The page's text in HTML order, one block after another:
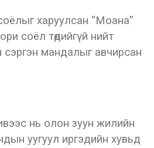
харуулсан “Моана”
соёл төдийгүй нийт
мандалыг авчирсан
нь олон зуун жилийн
уугуул иргэдийн хувьд